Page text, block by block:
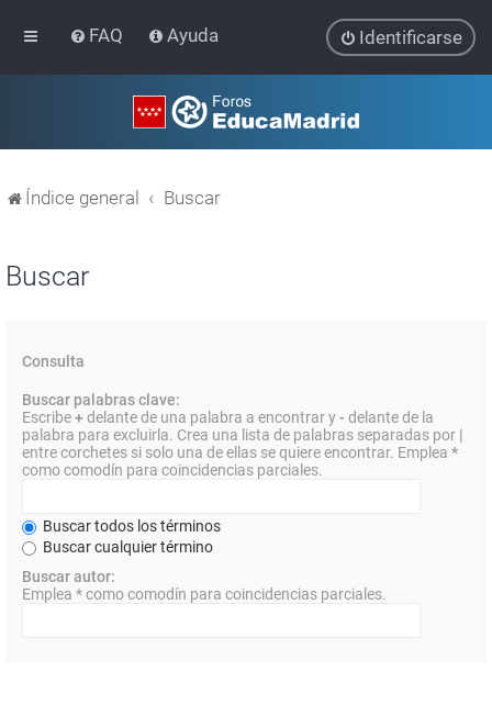
FAQ Ayuda Identificarse
Índice general Buscar
Buscar
Consulta
Buscar palabras clave:
Escribe+delante de una palabra a encontrar y- delante de la
palabra para excluirla. Crea una lista de palabras separadas por |
entre corchetes si solo una de ellas se quiere encontrar. Emplea *
como comodín para coincidencias parciales.
Buscar todos los términos
Buscar cualquier término
Buscar autor:
Emplea * como comodín para coincidencias parciales.